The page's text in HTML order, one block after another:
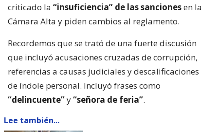
criticado la “insuficiencia” de las sancionesen la
Cámara Alta y piden cambios al reglamento.
Recordemos que se trató de una fuerte discusión
que incluyó acusaciones cruzadas de corrupción,
referencias a causas judiciales y descalificaciones
de índole personal. Incluyó frases como
“delincuente”y“señora de feria”.
Lee también...